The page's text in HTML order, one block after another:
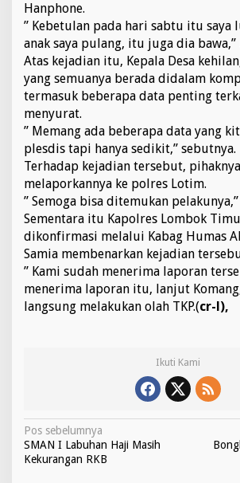
Hanphone.
” Kebetulan pada hari sabtu itu saya
anak saya pulang, itu juga dia bawa,”
Atas kejadian itu, Kepala Desa
yang semuanya berada didalam
termasuk beberapa data penting
menyurat.
” Memang ada beberapa data yang
plesdis tapi hanya sedikit,” sebutnya.
Terhadap kejadian tersebut,
melaporkannya ke polres Lotim.
” Semoga bisa ditemukan
Sementara itu Kapolres Lombok
dikonfirmasi melalui Kabag Humas
Samia membenarkan kejadian
” Kami sudah menerima laporan
menerima laporan itu, lanjut
langsung melakukan olah TKP.(cr-l),
Ikuti Kami
N
a
Pos sebelumnya
SMAN I Labuhan Haji Masih
Kekurangan RKB